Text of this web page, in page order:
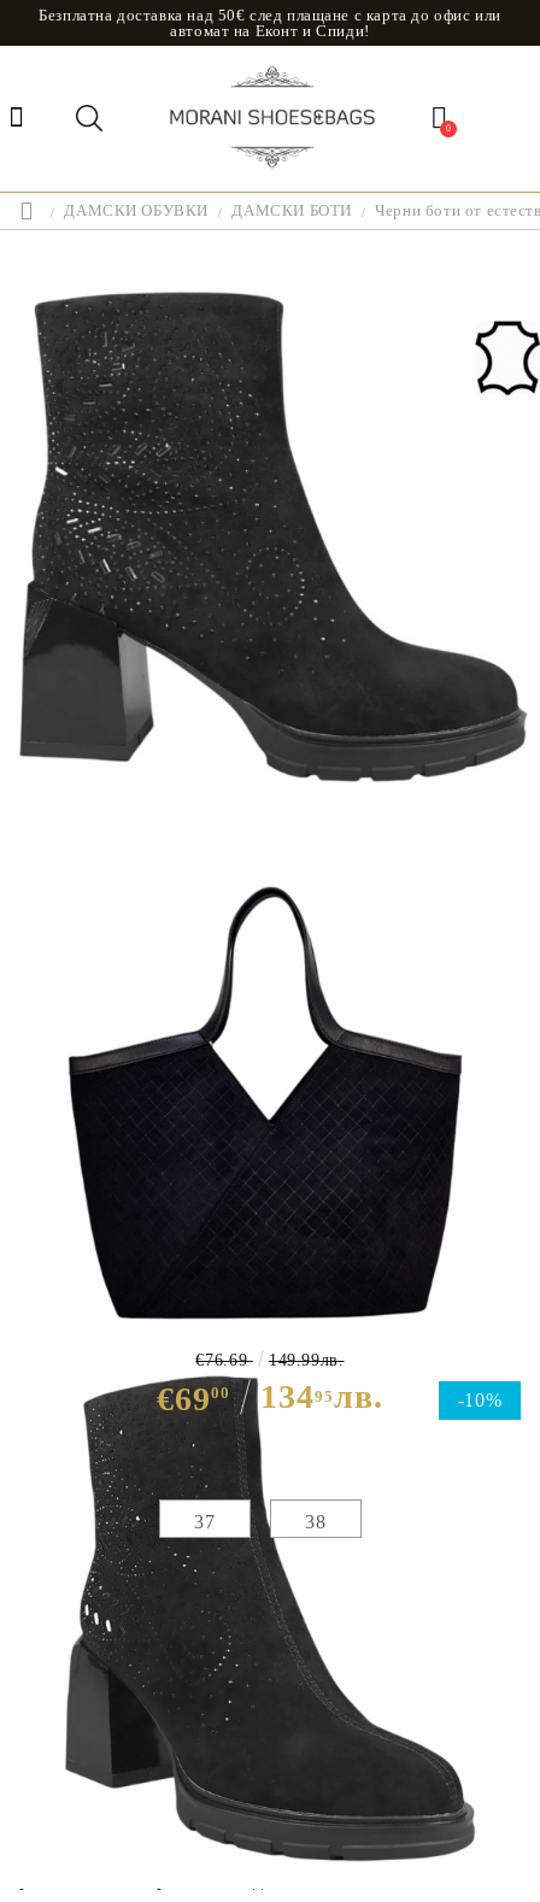
Безплатна доставка над 50€ след плащане с карта до офис или
автомат на Еконт и Спиди!
0
ДАМСКИ ОБУВКИ ДАМСКИ БОТИ Черни боти от
Черни боти от естествен велур с
камъни- Eliza Bulgaria 11422
-10%
€6900 13495лв.
€76.69 149.99лв.
Избери размер :
37 38
ЦВЯТ ОСНОВЕН:
ЧЕРЕН
МАТЕРИАЛ ОСНОВЕН:
ЕСТЕСТВЕН ВЕЛУР
МАТЕРИАЛ ВЪТРЕШНА ЧАСТ:
ВАТА
ВИСОЧИНА ТОК:
8 см.
ДРУГИ:
Стилно декорирани с камъни.
Когато плащате с NewPay, всъщност NewPay плаща
поръчката Ви вместо Вас. Вие я получавате и